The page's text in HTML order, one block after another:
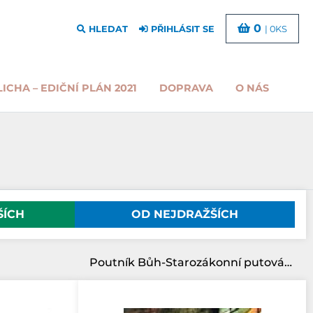
– EDIČNÍ PLÁN 2021 DOPRAVA O NÁS
HLEDAT PŘIHLÁSIT SE 0 | 0KS
OD NEJDRAŽŠÍCH
Poutník Bůh-Starozákonní putování